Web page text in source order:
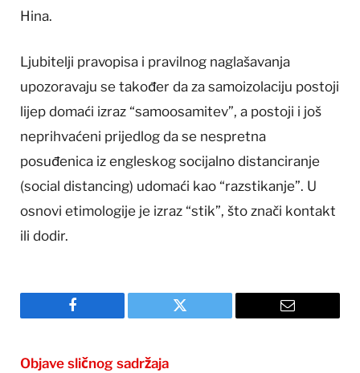
Hina.
Ljubitelji pravopisa i pravilnog naglašavanja
upozoravaju se također da za samoizolaciju postoji
lijep domaći izraz “samoosamitev”, a postoji i još
neprihvaćeni prijedlog da se nespretna
posuđenica iz engleskog socijalno distanciranje
(social distancing) udomaći kao “razstikanje”. U
osnovi etimologije je izraz “stik”, što znači kontakt
ili dodir.
Facebook Twitter Email
Objave sličnog sadržaja